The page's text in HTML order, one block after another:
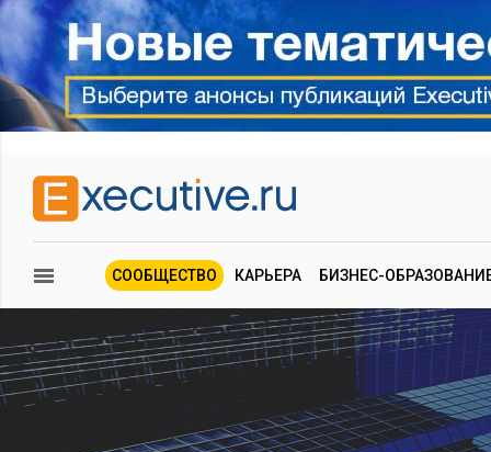
СООБЩЕСТВО КАРЬЕРА БИЗНЕС-